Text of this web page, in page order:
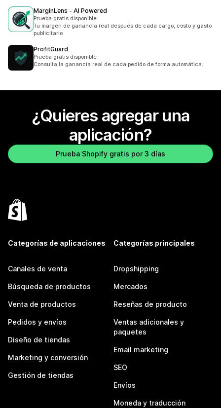
MarginLens ‑ AI Powered
Prueba gratis disponible
Tu margen de ganancia real después de cada cargo, costo y gasto
publicitario
ProfitGuard
Prueba gratis disponible
Consulta la ganancia real de cada pedido de forma automática.
¿Quieres agregar una
aplicación?
Prueba Shopify gratis por 3 días
Categorías de aplicaciones
Canales de venta
Búsqueda de productos
Venta de productos
Pedidos y envíos
Diseño de tiendas
Marketing y conversión
Gestión de tiendas
Categorías principales
Dropshipping
Mercados
Reseñas de producto
Ventas adicionales y
paquetes
Email marketing
SEO
Envíos
Moneda y traducción